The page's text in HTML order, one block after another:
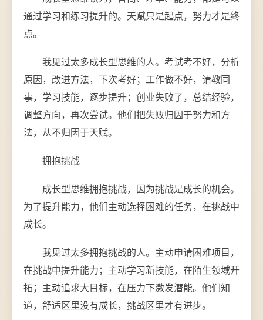
通过学习和练习提升的。天赋只是起点，努力才是终
点。
我见过太多成长型思维的人。考试考不好，分析
原因，改进方法，下次考好；工作做不好，请教同
事，学习技能，逐步提升；创业失败了，总结经验，
调整方向，再次尝试。他们把失败归因于努力和方
法，从不归因于天赋。
拥抱挑战
成长型思维拥抱挑战，因为挑战是成长的机会。
为了提升能力，他们主动选择困难的任务，在挑战中
成长。
我见过太多拥抱挑战的人。主动申请困难项目，
在挑战中提升能力；主动学习新技能，在陌生领域开
拓；主动追求大目标，在压力下激发潜能。他们知
道，舒适区里没有成长，挑战区里才有进步。